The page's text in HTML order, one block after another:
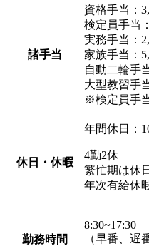
諸手当
資格手当：
検定員手当
実務手当：
家族手当：
自動二輪手
大型教習手
※検定員手
休日・休暇
年間休日：
4勤2休
繁忙期は休
年次有給休
勤務時間
8:30~17:30
（早番、遅